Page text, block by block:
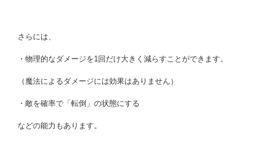
さらには、
・物理的なダメージを1回だけ大きく減らすことができます。
（魔法によるダメージには効果はありません）
・敵を確率で「転倒」の状態にする
などの能力もあります。